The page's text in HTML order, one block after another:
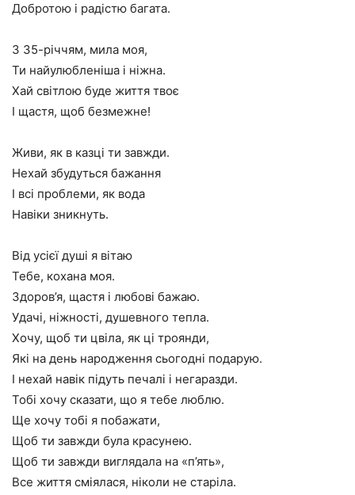
Добротою і радістю багата.
З 35-річчям, мила моя,
Ти найулюбленіша і ніжна.
Хай світлою буде життя твоє
І щастя, щоб безмежне!
Живи, як в казці ти завжди.
Нехай збудуться бажання
І всі проблеми, як вода
Навіки зникнуть.
Від усієї душі я вітаю
Тебе, кохана моя.
Здоров’я, щастя і любові бажаю.
Удачі, ніжності, душевного тепла.
Хочу, щоб ти цвіла, як ці троянди,
Які на день народження сьогодні подарую.
І нехай навік підуть печалі і негаразди.
Тобі хочу сказати, що я тебе люблю.
Ще хочу тобі я побажати,
Щоб ти завжди була красунею.
Щоб ти завжди виглядала на «п’ять»,
Все життя сміялася, ніколи не старіла.